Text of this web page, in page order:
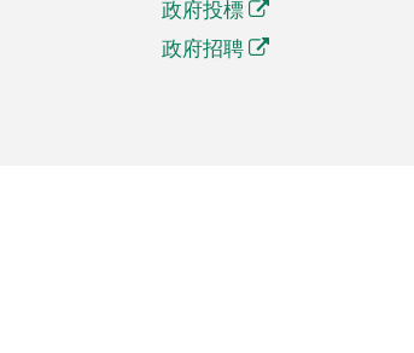
政府投標
政府招聘